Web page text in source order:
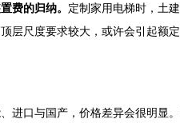
费的归纳。 定制家用电梯时，土
层尺度要求较大，或许会引起额定
口与国产，价格差异会很明显。